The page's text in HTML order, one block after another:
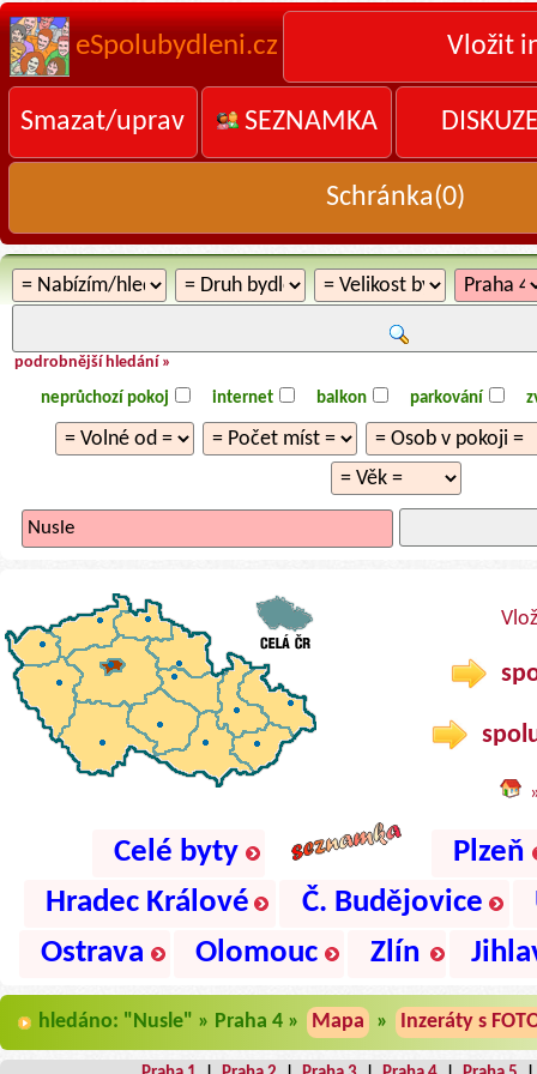
eSpolubydleni.cz Vložit
Smazat/uprav SEZNAMKA
Schránka(0)
podrobnější hledání »
neprůchozí pokoj internet balkon parkování
Celé byty
Plzeň
Hradec Králové
Č. Budějovice
Ostrava
Olomouc Zlín
hledáno: "Nusle" » Praha 4 » Mapa » Inzeráty s